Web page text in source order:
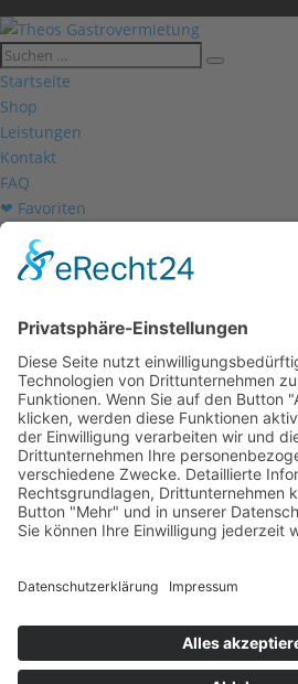
Startseite
Shop
Leistungen
Kontakt
FAQ
❤ Favoriten
Mein Konto
Betriebsferien
Wir befinden uns vom
19.12.2025 bis einschließlich 07.01.2026
in unseren Betriebsferien.
In dieser Zeit werden Anfragen
weiterhin bearbeitet, allerdings
kann es zu Verzögerungen bei der